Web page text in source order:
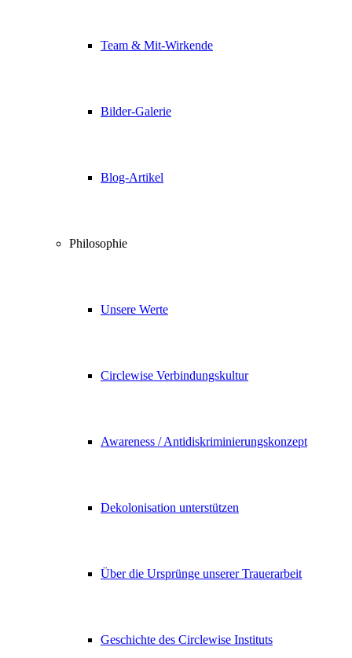
Team & Mit-Wirkende
Bilder-Galerie
Blog-Artikel
Philosophie
Unsere Werte
Circlewise Verbindungskultur
Awareness / Antidiskriminierungskonzept
Dekolonisation unterstützen
Über die Ursprünge unserer Trauerarbeit
Geschichte des Circlewise Instituts